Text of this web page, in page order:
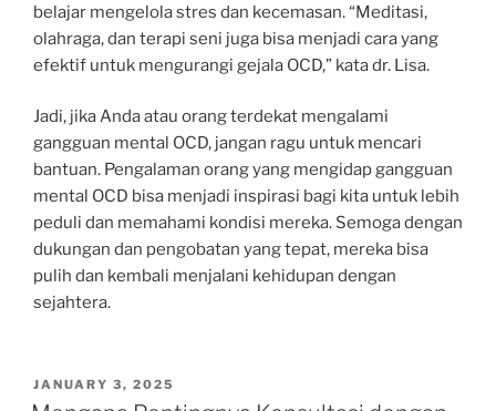
belajar mengelola stres dan kecemasan. “Meditasi,
olahraga, dan terapi seni juga bisa menjadi cara yang
efektif untuk mengurangi gejala OCD,” kata dr. Lisa.
Jadi, jika Anda atau orang terdekat mengalami
gangguan mental OCD, jangan ragu untuk mencari
bantuan. Pengalaman orang yang mengidap gangguan
mental OCD bisa menjadi inspirasi bagi kita untuk lebih
peduli dan memahami kondisi mereka. Semoga dengan
dukungan dan pengobatan yang tepat, mereka bisa
pulih dan kembali menjalani kehidupan dengan
sejahtera.
POSTED
ON
JANUARY 3, 2025